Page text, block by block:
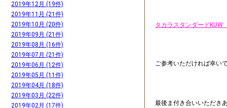
タカラスタンダード
ご参考いただければ幸い
最後ま付き合いいただき
2019年12月 (19件)
2019年11月 (21件)
2019年10月 (20件)
2019年09月 (21件)
2019年08月 (16件)
2019年07月 (21件)
2019年06月 (12件)
2019年05月 (11件)
2019年04月 (18件)
2019年03月 (22件)
2019年02月 (17件)